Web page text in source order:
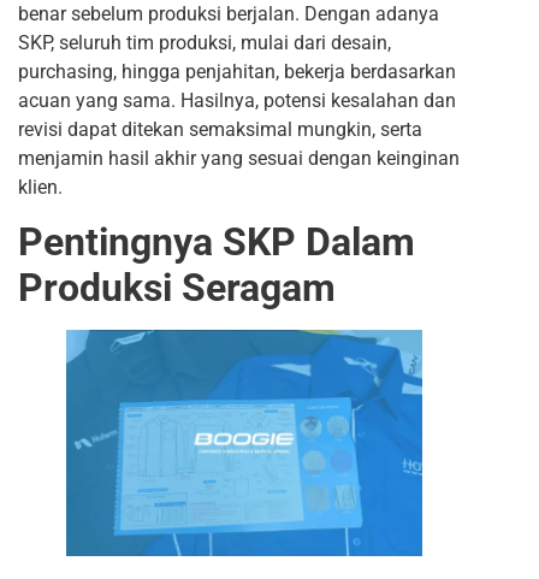
benar sebelum produksi berjalan. Dengan adanya
SKP, seluruh tim produksi, mulai dari desain,
purchasing, hingga penjahitan, bekerja berdasarkan
acuan yang sama. Hasilnya, potensi kesalahan dan
revisi dapat ditekan semaksimal mungkin, serta
menjamin hasil akhir yang sesuai dengan keinginan
klien.
Pentingnya SKP Dalam
Produksi Seragam